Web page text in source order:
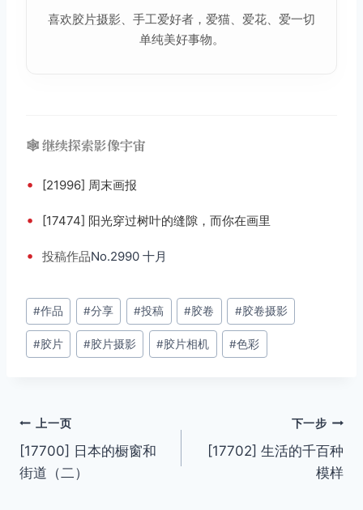
喜欢胶片摄影、手工爱好者，爱猫、爱花、爱一切
单纯美好事物。
🕸️ 继续探索影像宇宙
• [21996] 周末画报
• [17474] 阳光穿过树叶的缝隙，而你在画里
• 投稿作品No.2990 十月
文
章
标
#作品 #分享 #投稿 #胶卷 #胶卷摄影
#胶片 #胶片摄影 #胶片相机 #色彩
文
章
上一页
[17700] 日本的橱窗和
街道（二）
下一步
[17702] 生活的千百种
模样